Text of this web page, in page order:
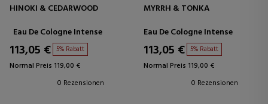
HINOKI & CEDARWOOD
Eau De Cologne Intense
113,05 € 5% Rabatt
Normal Preis 119,00 €
0 Rezensionen
MYRRH & TONKA
Eau De Cologne Intense
113,05 € 5% Rabatt
Normal Preis 119,00 €
0 Rezensionen